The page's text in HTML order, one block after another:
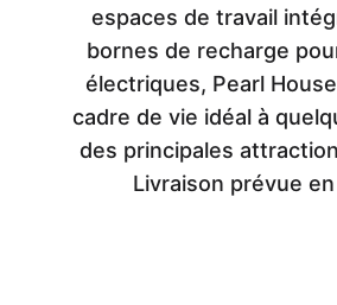
espaces de travail
bornes de recharge
électriques, Pearl
cadre de vie idéal à
des principales
Livraison prévue